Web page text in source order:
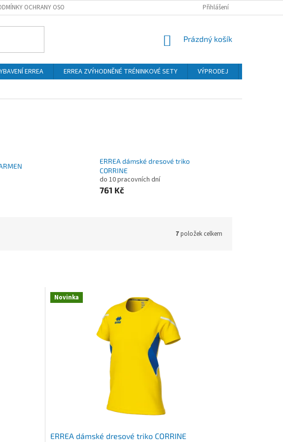
OCHRANY OSOBNÍCH ÚDAJŮ Přihlášení
NÁKUPNÍ
Prázdný košík
ERREA ERREA ZVÝHODNĚNÉ TRÉNINKOVÉ SETY VÝPRODEJ
ERREA dámské dresové triko
CORRINE
do 10 pracovních dní
761 Kč
7položek celkem
Novinka
ERREA dámské dresové triko CORRINE